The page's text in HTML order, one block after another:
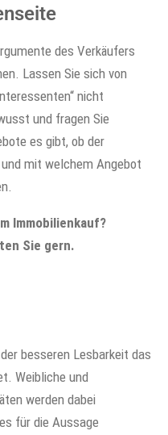
des Verkäufers
Lassen Sie sich von
nicht
und fragen Sie
es gibt, ob der
mit welchem Angebot
Immobilienkauf?
Sie gern.
besseren Lesbarkeit das
Weibliche und
werden dabei
für die Aussage